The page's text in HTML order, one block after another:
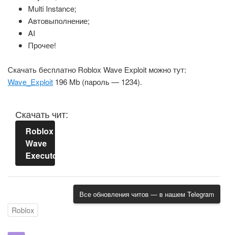
Multi Instance;
Автовыполнение;
AI
Прочее!
Скачать бесплатно Roblox Wave Exploit можно тут:
Wave_Exploit 196 Mb (пароль — 1234).
Скачать чит:
Roblox
Wave
Executor.rar
Все обновления читов — в нашем Telegram
Roblox